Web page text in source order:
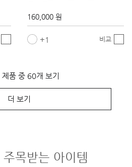
160,000 원
1 비교
품 중 60개 보기
더 보기
목받는 아이템